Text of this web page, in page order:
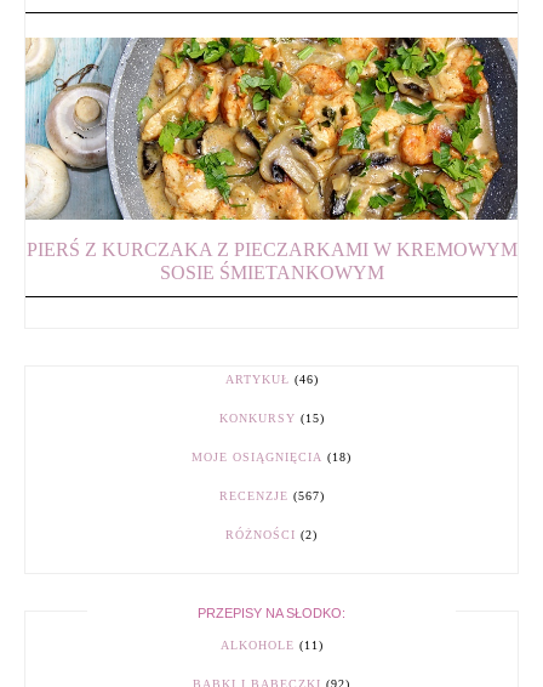
PIERŚ Z KURCZAKA Z PIECZARKAMI W KREMOWYM
SOSIE ŚMIETANKOWYM
ARTYKUŁ (46)
KONKURSY (15)
MOJE OSIĄGNIĘCIA (18)
RECENZJE (567)
RÓŻNOŚCI (2)
PRZEPISY NA SŁODKO:
ALKOHOLE (11)
BABKI I BABECZKI (92)